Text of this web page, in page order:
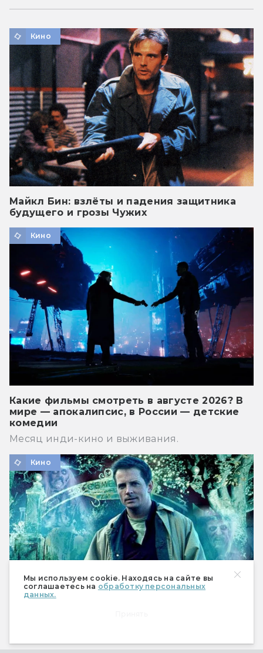
Мы используем cookie. Находясь на сайте вы
соглашаетесь на обработку персональных
данных.
Кино
Майкл Бин: взлёты и падения защитника
будущего и грозы Чужих
Кино
Какие фильмы смотреть в августе 2026? В
мире — апокалипсис, в России — детские
комедии
Месяц инди-кино и выживания.
Кино